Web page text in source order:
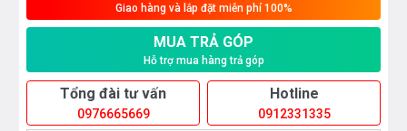
Giao hàng và lắp đặt miễn phí 100%
MUA TRẢ GÓP
Hỗ trợ mua hàng trả góp
Tổng đài tư vấn
0976665669
Hotline
0912331335